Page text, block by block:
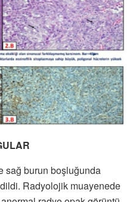
sağ burun boşluğunda
Radyolojik muayenede